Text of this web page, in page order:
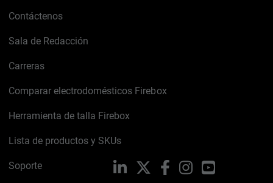
Contáctenos
Sala de Redacción
Carreras
Comparar electrodomésticos Firebox
Herramienta de talla Firebox
Lista de productos y SKUs
Soporte LinkedIn FacebookInstagramYouTube